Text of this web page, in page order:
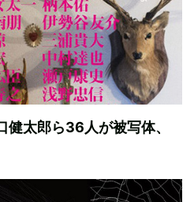
太郎ら36人が被写体、